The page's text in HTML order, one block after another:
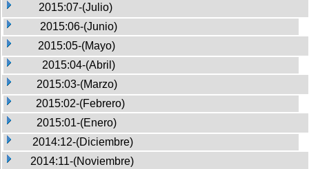
2015:07-(Julio)
2015:06-(Junio)
2015:05-(Mayo)
2015:04-(Abril)
2015:03-(Marzo)
2015:02-(Febrero)
2015:01-(Enero)
2014:12-(Diciembre)
2014:11-(Noviembre)